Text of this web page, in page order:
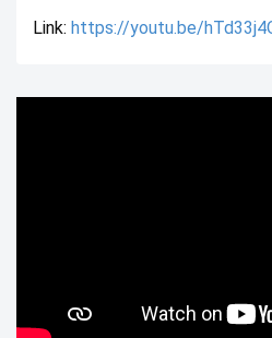
Link: https://youtu.be/